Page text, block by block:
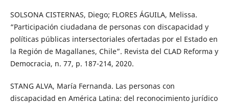
SOLSONA CISTERNAS, Diego; FLORES ÁGUILA, Melissa.
“Participación ciudadana de personas con discapacidad y
políticas públicas intersectoriales ofertadas por el Estado en
la Región de Magallanes, Chile”. Revista del CLAD Reforma y
Democracia, n. 77, p. 187-214, 2020.
STANG ALVA, María Fernanda. Las personas con
discapacidad en América Latina: del reconocimiento jurídico